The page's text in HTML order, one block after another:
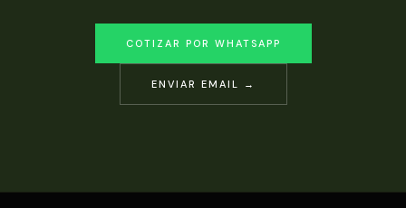
COTIZAR POR WHATSAPP
ENVIAR EMAIL →